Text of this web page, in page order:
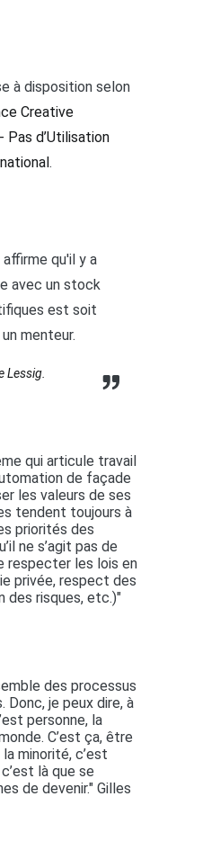
à disposition selon
Creative
d’Utilisation
.
qu'il y a
avec un stock
est soit
menteur.
Lessig.
qui articule travail
de façade
les valeurs de ses
tendent toujours à
priorités des
ne s’agit pas de
respecter les lois en
privée, respect des
des risques, etc.)"
des processus
Donc, je peux dire, à
personne, la
C’est ça, être
minorité, c’est
là que se
de devenir." Gilles